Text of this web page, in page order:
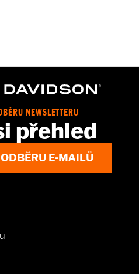
NEWSLETTERU
přehled
E-MAILŮ